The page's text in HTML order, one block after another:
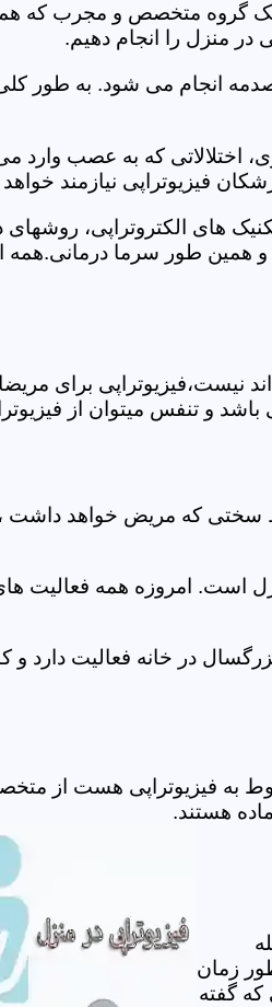
گروه متخصص و مجرب که همه
منزل را انجام دهیم.
انجام می شود. به طور
اختلالاتی که به عصب
فیزیوتراپی نیازمند خواهد
های الکتروتراپی، روشهای
طور سرما درمانی.همه
برای
و تنفس میتوان از
سختی که مریض خواهد
است. امروزه همه فعالیت
در خانه فعالیت دارد و
به فیزیوتراپی هست از
هستند.
زمان
که گفته